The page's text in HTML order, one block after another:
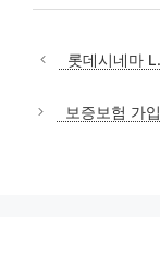
롯데시네마
보증보험 가